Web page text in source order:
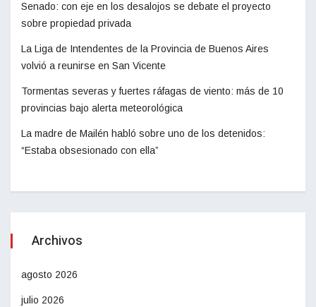
Senado: con eje en los desalojos se debate el proyecto
sobre propiedad privada
La Liga de Intendentes de la Provincia de Buenos Aires
volvió a reunirse en San Vicente
Tormentas severas y fuertes ráfagas de viento: más de 10
provincias bajo alerta meteorológica
La madre de Mailén habló sobre uno de los detenidos:
“Estaba obsesionado con ella”
Archivos
agosto 2026
julio 2026